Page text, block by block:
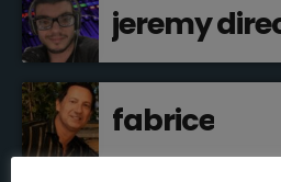
jeremy
fabrice